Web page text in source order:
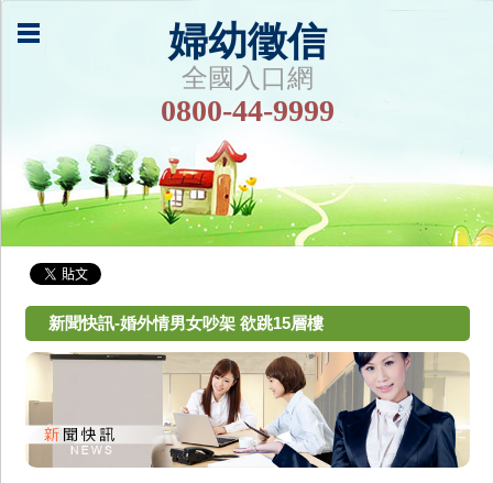
婦幼徵信
全國入口網
0800-44-9999
新聞快訊-婚外情男女吵架 欲跳15層樓